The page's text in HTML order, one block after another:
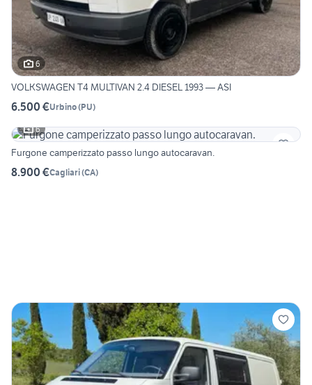
6
VOLKSWAGEN T4 MULTIVAN 2.4 DIESEL 1993 — ASI
6.500 €Urbino(PU)
6
Furgone camperizzato passo lungo autocaravan.
8.900 €Cagliari(CA)